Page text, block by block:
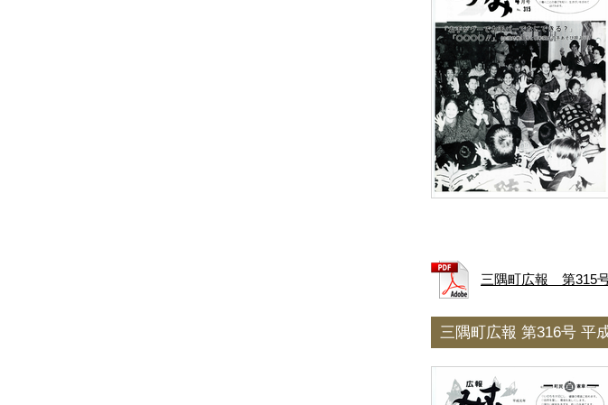
三隅町広報 第315
三隅町広報 第316号 平